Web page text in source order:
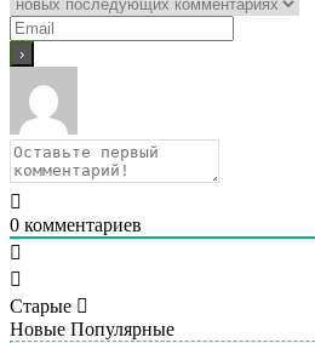
0 комментариев
Старые
Новые Популярные